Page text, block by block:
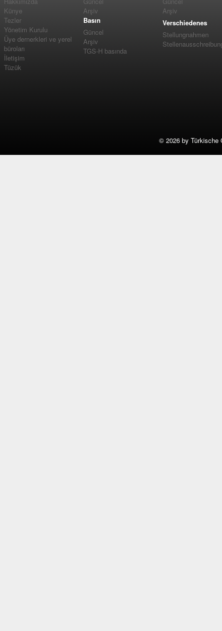
Künye
Tezler
Yönetim Kurulu
Üye dernerkleri ve yerel
büroları
İletişim
Tüzük
Arşiv
Basın
Güncel
Arşiv
TGS-H basında
Arşiv
Verschiedenes
Stellungnahmen
© 2026 by Türkische